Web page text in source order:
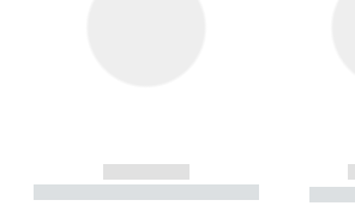
------------
----------- ----------- --------